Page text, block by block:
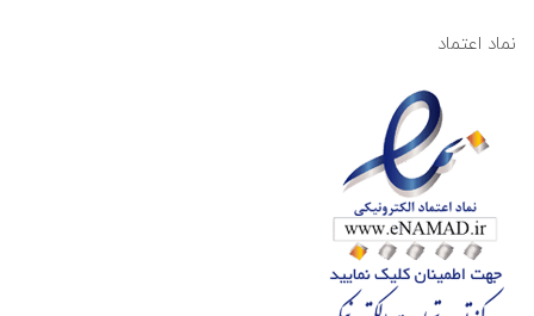
نماد اعتماد